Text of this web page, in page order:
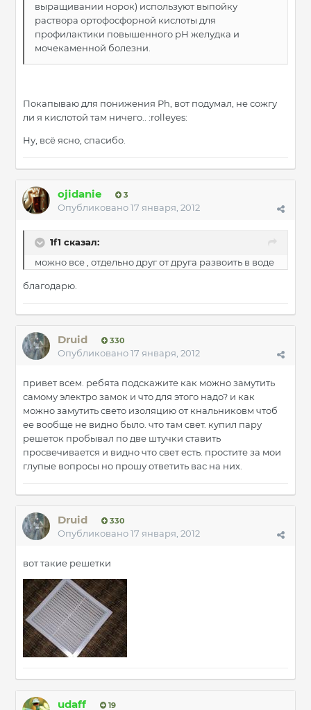
выращивании норок) используют выпойку
раствора ортофосфорной кислоты для
профилактики повышенного рН желудка и
мочекаменной болезни.
Покапываю для понижения Ph, вот подумал, не сожгу
ли я кислотой там ничего.. :rolleyes:
Ну, всё ясно, спасибо.
ojidanie 3
Опубликовано17 января, 2012
1f1 сказал:
можно все , отдельно друг от друга развоить в воде
благодарю.
Druid 330
Опубликовано17 января, 2012
привет всем. ребята подскажите как можно замутить
самому электро замок и что для этого надо? и как
можно замутить свето изоляцию от кнальниковм чтоб
ее вообще не видно было. что там свет. купил пару
решеток пробывал по две штучки ставить
просвечивается и видно что свет есть. простите за мои
глупые вопросы но прошу ответить вас на них.
Druid 330
Опубликовано17 января, 2012
вот такие решетки
udaff 19